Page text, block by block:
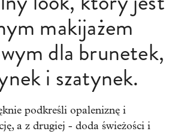
makijażem
dla brunetek,
i szatynek.
podkreśli opaleniznę i
a z drugiej - doda świeżości i